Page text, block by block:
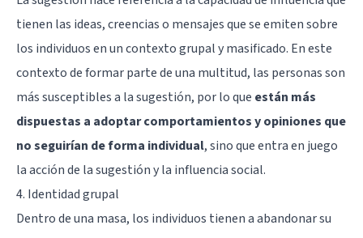
tienen las ideas, creencias o mensajes que se emiten sobre
los individuos en un contexto grupal y masificado. En este
contexto de formar parte de una multitud, las personas son
más susceptibles a la sugestión, por lo que están más
dispuestas a adoptar comportamientos y opiniones que
no seguirían de forma individual, sino que entra en juego
la acción de la sugestión y la influencia social.
4. Identidad grupal
Dentro de una masa, los individuos tienen a abandonar su